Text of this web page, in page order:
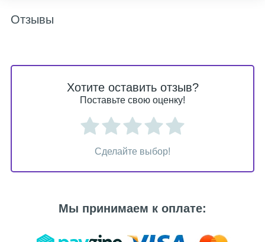
Отзывы
Хотите оставить отзыв?
Поставьте свою оценку!
Сделайте выбор!
Мы принимаем к оплате: